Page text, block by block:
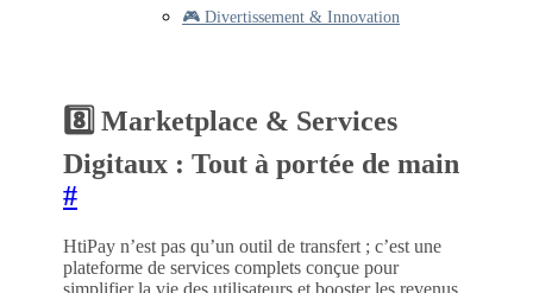
🎮 Divertissement & Innovation
8️⃣ Marketplace & Services
Digitaux : Tout à portée de main
#
HtiPay n’est pas qu’un outil de transfert ; c’est une
plateforme de services complets conçue pour